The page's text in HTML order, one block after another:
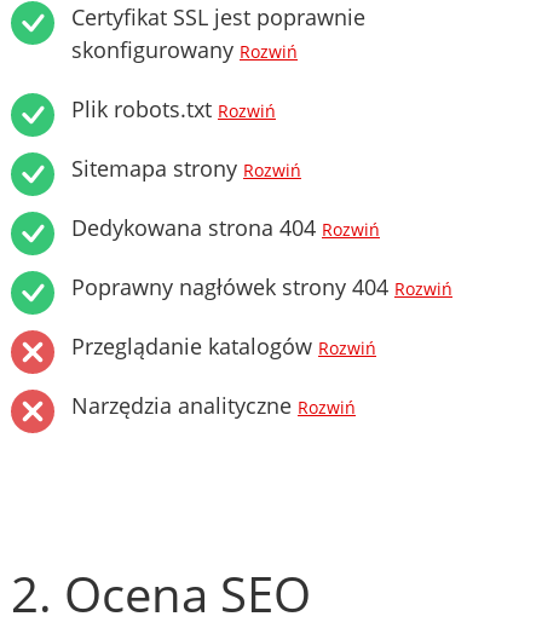
Certyfikat SSL jest poprawnie
skonfigurowany Rozwiń
Plik robots.txt Rozwiń
Sitemapa strony Rozwiń
Dedykowana strona 404 Rozwiń
Poprawny nagłówek strony 404 Rozwiń
Przeglądanie katalogów Rozwiń
Narzędzia analityczne Rozwiń
2. Ocena SEO